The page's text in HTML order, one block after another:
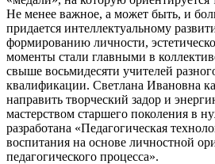
Не менее важное, а может быть, и
придается интеллектуальному
формированию личности,
моменты стали главными в
свыше восьмидесяти учителей
квалификации. Светлана Ивановна
направить творческий задор и
мастерством старшего поколения в
разработана «Педагогическая
воспитания на основе личностной
педагогического процесса».